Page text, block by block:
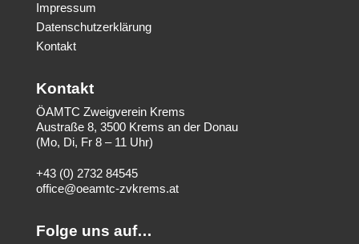
Impressum
Datenschutzerklärung
Kontakt
Kontakt
ÖAMTC Zweigverein Krems
Austraße 8, 3500 Krems an der Donau
(Mo, Di, Fr 8 – 11 Uhr)
+43 (0) 2732 84545
office@oeamtc-zvkrems.at
Folge uns auf…